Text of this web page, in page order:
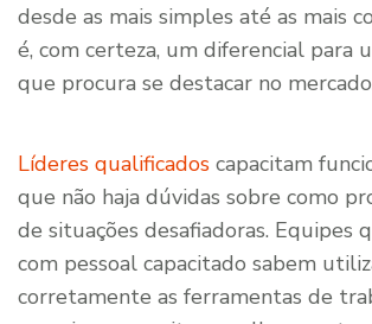
desde as mais simples até as mais
é, com certeza, um diferencial para
que procura se destacar no
Líderes qualificados capacitam
que não haja dúvidas sobre como
de situações desafiadoras. Equipes
com pessoal capacitado sabem
corretamente as ferramentas de